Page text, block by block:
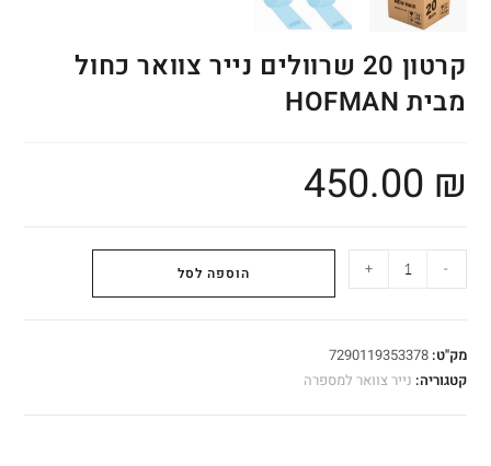
קרטון 20 שרוולים נייר צוואר כחול
מבית HOFMAN
450.00 ₪
-
+ הוספה לסל
מק"ט:7290119353378
קטגוריה: נייר צוואר למספרה